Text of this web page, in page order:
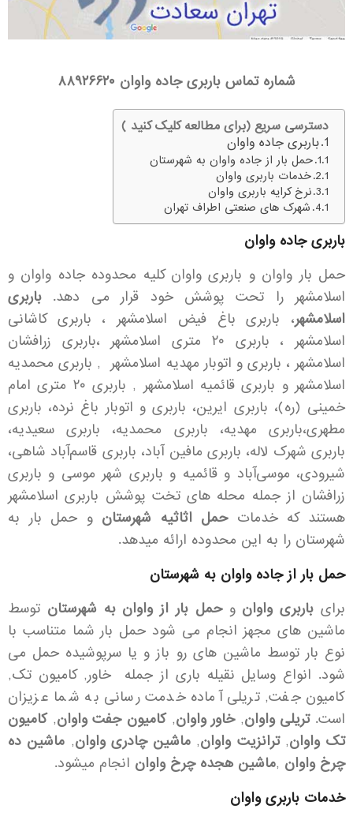
شماره تماس باربری جاده واوان ۸۸۹۲۶۶۲۰
دسترسی سریع (برای مطالعه کلیک کنید )
باربری جاده واوان
حمل بار از جاده واوان به شهرستان
خدمات باربری واوان
نرخ کرایه باربری واوان
شهرک های صنعتی اطراف تهران
باربری جاده واوان
حمل بار واوان و باربری واوان کلیه محدوده جاده واوان و
اسلامشهر را تحت پوشش خود قرار می دهد. باربری
اسلامشهر، باربری باغ فیض اسلامشهر ، باربری کاشانی
اسلامشهر ، باربری ۲۰ متری اسلامشهر ،باربری زرافشان
اسلامشهر ، باربری و اتوبار مهدیه اسلامشهر , باربری محمدیه
اسلامشهر و باربری قائمیه اسلامشهر , باربری ۲۰ متری امام
خمینی (ره)، باربری ایرین، باربری و اتوبار باغ نرده، باربری
مطهری،باربری مهدیه، باربری محمدیه، باربری سعیدیه،
باربری شهرک لاله، باربری مافین آباد، باربری قاسم‌آباد شاهی،
شیرودی، موسی‌آباد و قائمیه و باربری شهر موسی و باربری
زرافشان از جمله محله های تخت پوشش باربری اسلامشهر
هستند که خدماتحمل اثاثیه شهرستان و حمل بار به
شهرستان را به این محدوده ارائه میدهد.
حمل بار از جاده واوان به شهرستان
برای باربری واوان وحمل بار از واوان به شهرستان توسط
ماشین های مجهز انجام می شود حمل بار شما متناسب با
نوع بار توسط ماشین های رو باز و یا سرپوشیده حمل می
شود. انواع وسایل نقیله باری از جمله خاور, کامیون تک,
کامیون جفت, تریلی آماده خدمت رسانی به شما عزیزان
است.تریلی واوان,خاور واوان,کامیون جفت واوان,کامیون
تک واوان,ترانزیت واوان, ماشین چادری واوان, ماشین ده
چرخ واوان ,ماشین هجده چرخ واوان انجام میشود.
خدمات باربری واوان